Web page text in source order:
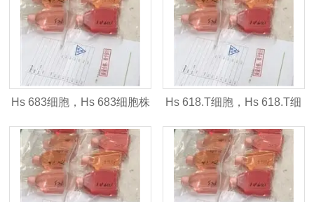
Hs 683细胞，Hs 683细胞株 Hs 618.T细胞，Hs 618.T细
胞株